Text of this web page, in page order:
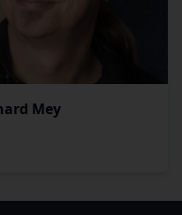
Mey